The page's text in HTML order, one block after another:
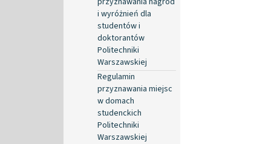
i wyróżnień dla
studentów i
doktorantów
Politechniki
Warszawskiej
Regulamin
przyznawania miejsc
w domach
studenckich
Politechniki
Warszawskiej